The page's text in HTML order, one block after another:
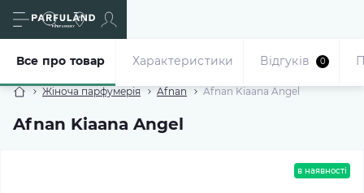
Жіноча парфумерія Afnan Afnan Kiaana Angel
Afnan Kiaana Angel
Все про товар Характеристики Відгуків 0
в наявності